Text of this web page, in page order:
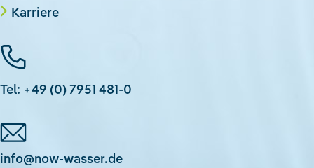
Karriere
Tel: +49 (0) 7951 481-0
info@now-wasser.de